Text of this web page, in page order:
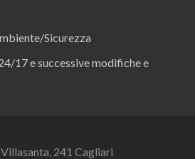
Sicurezza
17 e successive modifiche e
241 Cagliari